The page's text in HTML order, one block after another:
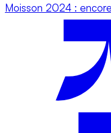
Moisson 2024 :